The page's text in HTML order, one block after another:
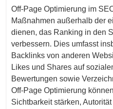
Off-Page Optimierung im
Maßnahmen außerhalb der
dienen, das Ranking in den
verbessern. Dies umfasst
Backlinks von anderen
Likes und Shares auf
Bewertungen sowie
Off-Page Optimierung
Sichtbarkeit stärken,